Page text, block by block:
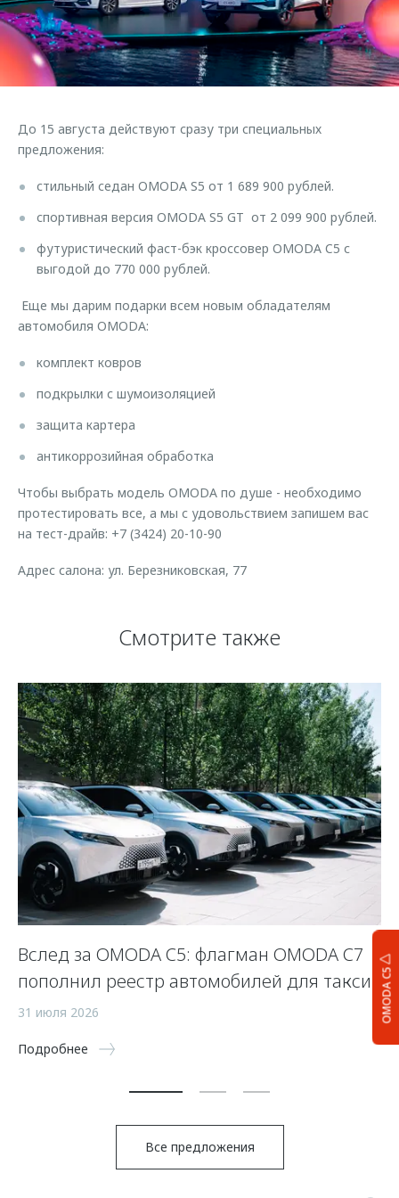
Страхование
Кредитный калькулятор
Аксессуары
Оригинальные аксессуары
Клиентская поддержка
O&J Автоклуб
Клуб владельцев OMODA
Аксессуары
Одежда и сувениры
Обратная связь
OMODA C5
До 15 августа действуют сразу три специальных
предложения:
стильный седан OMODA S5 от 1 689 900 рублей.
спортивная версия OMODA S5 GT от 2 099 900 рублей.
футуристический фаст-бэк кроссовер OMODA C5 с
выгодой до 770 000 рублей.
Еще мы дарим подарки всем новым обладателям
автомобиля OMODA:
комплект ковров
подкрылки с шумоизоляцией
защита картера
антикоррозийная обработка
Чтобы выбрать модель OMODA по душе - необходимо
протестировать все, а мы с удовольствием запишем вас
на тест-драйв: +7 (3424) 20-10-90
Адрес салона: ул. Березниковская, 77
Смотрите также
Вслед за OMODA C5: флагман OMODA C7
пополнил реестр автомобилей для такси
31 июля 2026
Подробнее
Все предложения